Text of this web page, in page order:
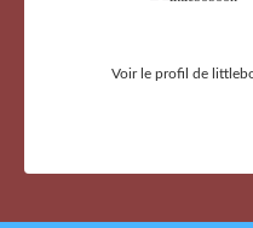
Voir le profil de